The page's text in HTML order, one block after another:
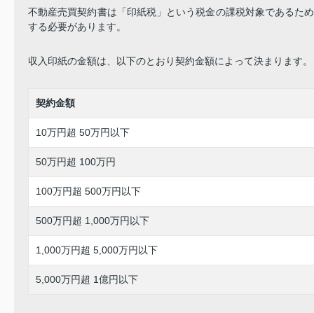
不動産売買契約書は「印紙税」という税金の課税対象であるた
する必要があります。
収入印紙の金額は、以下のとおり契約金額によって決まります。
契約金額
10万円超 50万円以下
50万円超 100万円
100万円超 500万円以下
500万円超 1,000万円以下
1,000万円超 5,000万円以下
5,000万円超 1億円以下